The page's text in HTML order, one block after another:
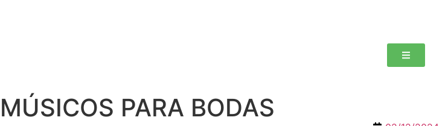
MÚSICOS PARA BODAS